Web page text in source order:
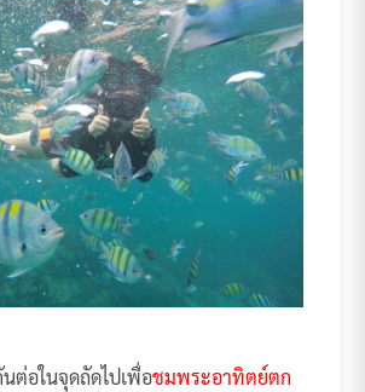
ต่อในจุดถัดไปเพื่อชมพระอาทิตย์ตก